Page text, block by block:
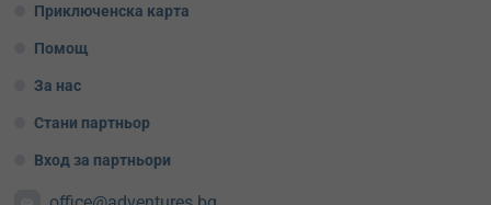
Приключенска карта
Помощ
За нас
Стани партньор
Вход за партньори